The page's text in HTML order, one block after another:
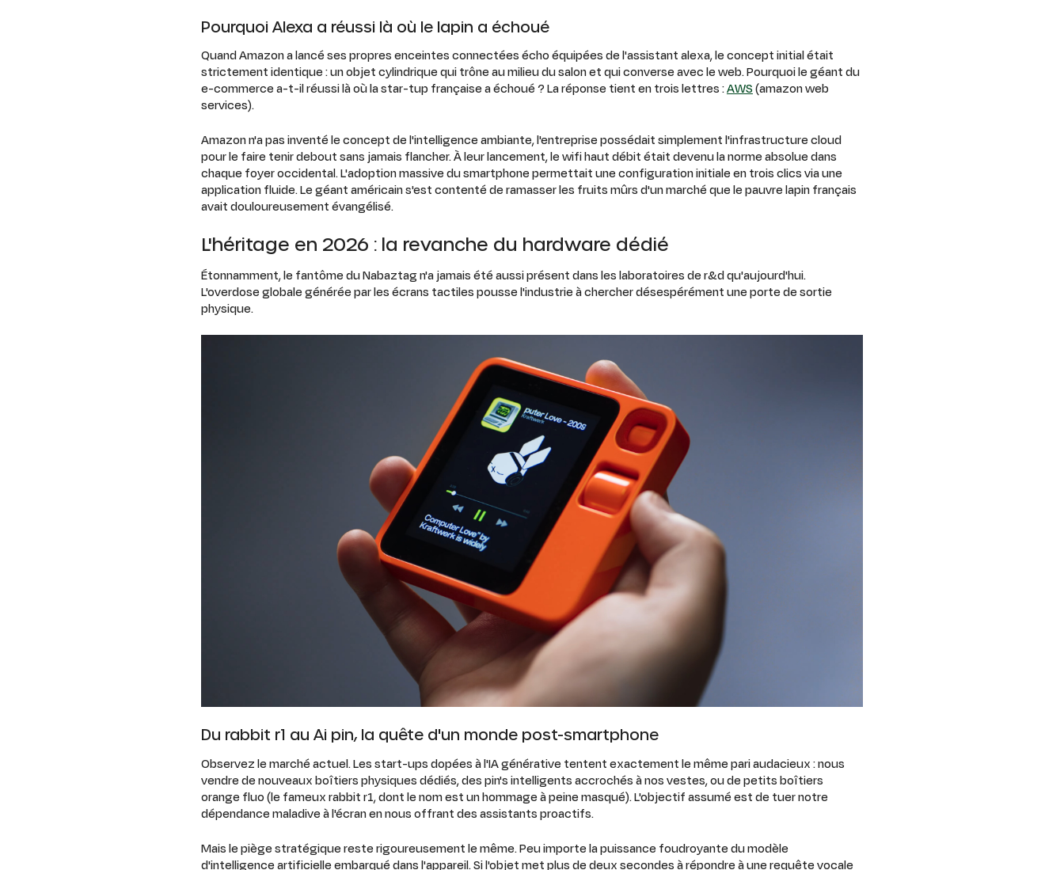
Pourquoi Alexa a réussi là où le lapin a échoué
Quand Amazon a lancé ses propres enceintes connectées écho équipées de l'assistant alexa, le concept initial était
strictement identique : un objet cylindrique qui trône au milieu du salon et qui converse avec le web. Pourquoi le géant du
e-commerce a-t-il réussi là où la star-tup française a échoué ? La réponse tient en trois lettres :AWS(amazon web
services).
Amazon n'a pas inventé le concept de l'intelligence ambiante, l'entreprise possédait simplement l'infrastructure cloud
pour le faire tenir debout sans jamais flancher. À leur lancement, le wifi haut débit était devenu la norme absolue dans
chaque foyer occidental. L'adoption massive du smartphone permettait une configuration initiale en trois clics via une
application fluide. Le géant américain s'est contenté de ramasser les fruits mûrs d'un marché que le pauvre lapin français
avait douloureusement évangélisé.
L'héritage en 2026 : la revanche du hardware dédié
Étonnamment, le fantôme du Nabaztag n'a jamais été aussi présent dans les laboratoires de r&d qu'aujourd'hui.
L'overdose globale générée par les écrans tactiles pousse l'industrie à chercher désespérément une porte de sortie
physique.
Du rabbit r1 au Ai pin, la quête d'un monde post-smartphone
Observez le marché actuel. Les start-ups dopées à l'IA générative tentent exactement le même pari audacieux : nous
vendre de nouveaux boîtiers physiques dédiés, des pin's intelligents accrochés à nos vestes, ou de petits boîtiers
orange fluo (le fameux rabbit r1, dont le nom est un hommage à peine masqué). L'objectif assumé est de tuer notre
dépendance maladive à l'écran en nous offrant des assistants proactifs.
Mais le piège stratégique reste rigoureusement le même. Peu importe la puissance foudroyante du modèle
d'intelligence artificielle embarqué dans l'appareil. Si l'objet met plus de deux secondes à répondre à une requête vocale